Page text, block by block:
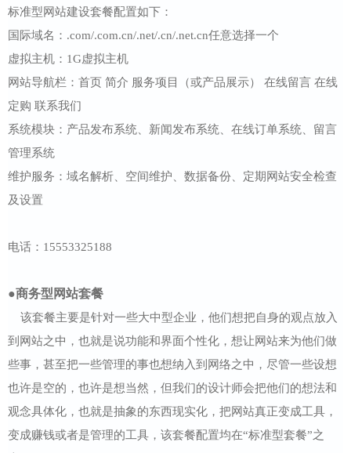
标准型网站建设套餐配置如下：
国际域名：.com/.com.cn/.net/.cn/.net.cn任意选择一个
虚拟主机：1G虚拟主机
网站导航栏：首页 简介 服务项目（或产品展示） 在线留言 在线
定购 联系我们
系统模块：产品发布系统、新闻发布系统、在线订单系统、留言
管理系统
维护服务：域名解析、空间维护、数据备份、定期网站安全检查
及设置
电话：15553325188
●商务型网站套餐
该套餐主要是针对一些大中型企业，他们想把自身的观点放入
到网站之中，也就是说功能和界面个性化，想让网站来为他们做
些事，甚至把一些管理的事也想纳入到网络之中，尽管一些设想
也许是空的，也许是想当然，但我们的设计师会把他们的想法和
观念具体化，也就是抽象的东西现实化，把网站真正变成工具，
变成赚钱或者是管理的工具，该套餐配置均在“标准型套餐”之